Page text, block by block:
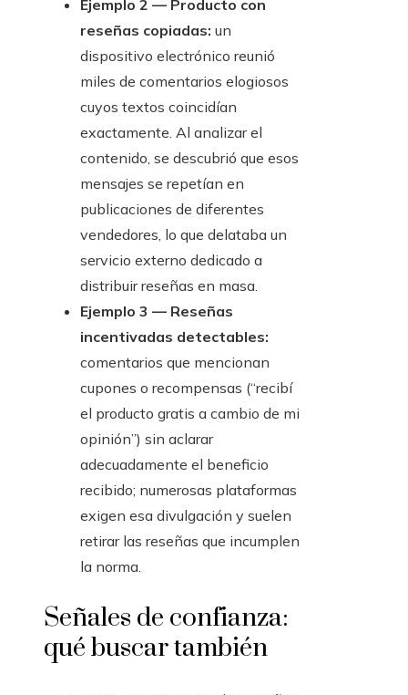
Ejemplo 2 — Producto con
reseñas copiadas: un
dispositivo electrónico reunió
miles de comentarios elogiosos
cuyos textos coincidían
exactamente. Al analizar el
contenido, se descubrió que esos
mensajes se repetían en
publicaciones de diferentes
vendedores, lo que delataba un
servicio externo dedicado a
distribuir reseñas en masa.
Ejemplo 3 — Reseñas
incentivadas detectables:
comentarios que mencionan
cupones o recompensas (“recibí
el producto gratis a cambio de mi
opinión”) sin aclarar
adecuadamente el beneficio
recibido; numerosas plataformas
exigen esa divulgación y suelen
retirar las reseñas que incumplen
la norma.
Señales de confianza:
qué buscar también